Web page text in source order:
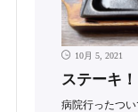
10月 5, 2021
ステーキ！
病院行ったつ